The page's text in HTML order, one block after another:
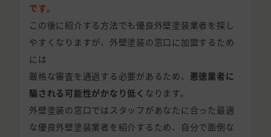
です。
この後に紹介する方法でも優良外壁塗装業者を探し
やすくなりますが、外壁塗装の窓口に加盟するため
には
厳格な審査を通過する必要があるため、 悪徳業者に
騙される可能性がかなり低く なります。
外壁塗装の窓口ではスタッフがあなたに合った最適
な優良外壁塗装業者を紹介するため、自分で面倒な